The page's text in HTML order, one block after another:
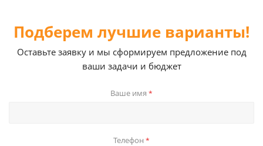
Подберем лучшие варианты!
Оставьте заявку и мы сформируем предложение под
ваши задачи и бюджет
Ваше имя *
Телефон *